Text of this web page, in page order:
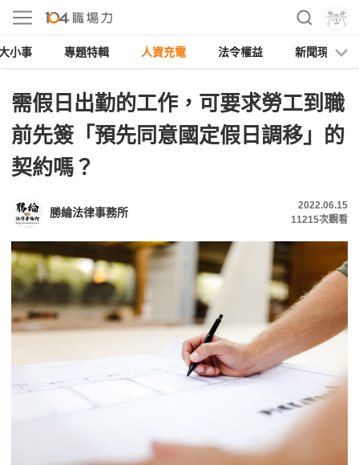
小事 專題特輯 人資充電 法令權益 新聞現場
需假日出勤的工作，可要求勞工到職
前先簽「預先同意國定假日調移」的
契約嗎？
勝綸法律事務所
2022.06.15
11215次觀看